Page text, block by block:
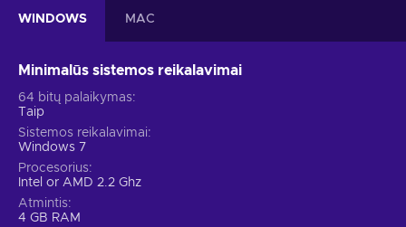
WINDOWS MAC
Minimalūs sistemos reikalavimai
64 bitų palaikymas
Taip
Sistemos reikalavimai
Windows 7
Procesorius
Intel or AMD 2.2 Ghz
Atmintis
4 GB RAM